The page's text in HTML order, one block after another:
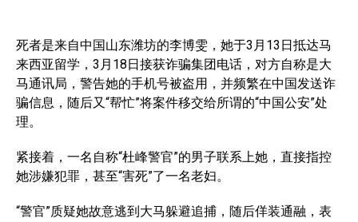
死者是来自中国山东潍坊的李博雯，她于3月13日抵达马
来西亚留学，3月18日接获诈骗集团电话，对方自称是大
马通讯局，警告她的手机号被盗用，并频繁在中国发送诈
骗信息，随后又“帮忙”将案件移交给所谓的“中国公安”处
理。
紧接着，一名自称“杜峰警官”的男子联系上她，直接指控
她涉嫌犯罪，甚至“害死”了一名老妇。
“警官”质疑她故意逃到大马躲避追捕，随后佯装通融，表